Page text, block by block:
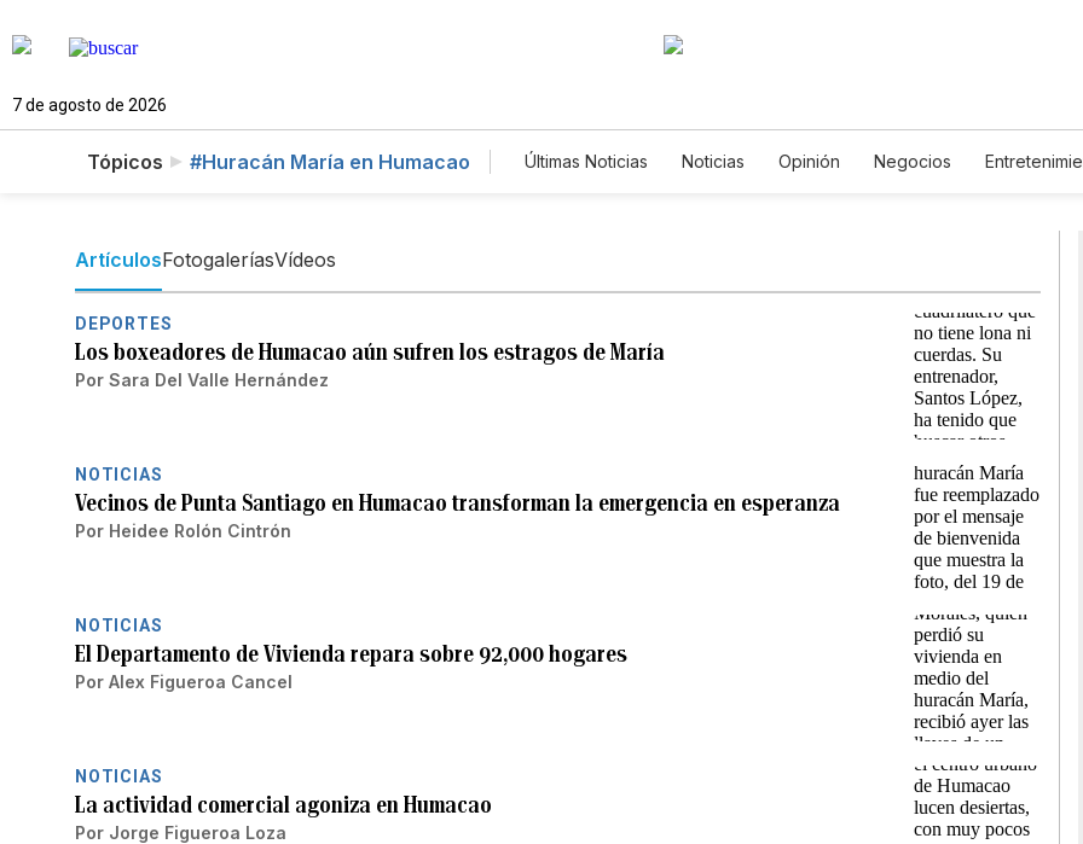
7 de agosto de 2026
Tópicos #Huracán María en Humacao Últimas Noticias Noticias Opinión Negocios
ArtículosFotogaleríasVídeos
DEPORTES
Los boxeadores de Humacao aún sufren los estragos de María
Por Sara Del Valle Hernández
NOTICIAS
Vecinos de Punta Santiago en Humacao transforman la emergencia en esperanza
Por Heidee Rolón Cintrón
NOTICIAS
El Departamento de Vivienda repara sobre 92,000 hogares
Por Alex Figueroa Cancel
NOTICIAS
La actividad comercial agoniza en Humacao
Por Jorge Figueroa Loza